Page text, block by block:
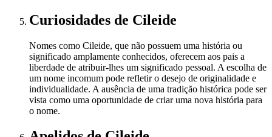
Curiosidades de Cileide
Nomes como Cileide, que não possuem uma história ou
significado amplamente conhecidos, oferecem aos pais a
liberdade de atribuir-lhes um significado pessoal. A escolha de
um nome incomum pode refletir o desejo de originalidade e
individualidade. A ausência de uma tradição histórica pode ser
vista como uma oportunidade de criar uma nova história para
o nome.